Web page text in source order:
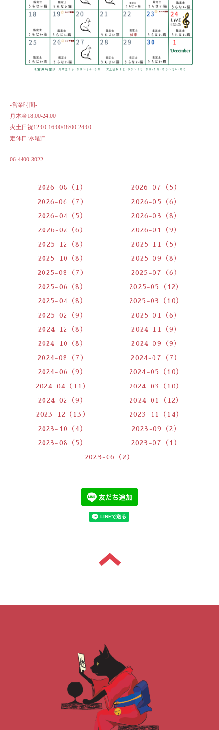
-営業時間-
月木金18:00-24:00
火土日祝12:00-16:00/18:00-24:00
定休日:水曜日
06-4400-3922
2026-08（1） 2026-07（5）
2026-06（7） 2026-05（6）
2026-04（5） 2026-03（8）
2026-02（6） 2026-01（9）
2025-12（8） 2025-11（5）
2025-10（8） 2025-09（8）
2025-08（7） 2025-07（6）
2025-06（8） 2025-05（12）
2025-04（8） 2025-03（10）
2025-02（9） 2025-01（6）
2024-12（8） 2024-11（9）
2024-10（8） 2024-09（9）
2024-08（7） 2024-07（7）
2024-06（9） 2024-05（10）
2024-04（11） 2024-03（10）
2024-02（9） 2024-01（12）
2023-12（13） 2023-11（14）
2023-10（4） 2023-09（2）
2023-08（5） 2023-07（1）
2023-06（2）